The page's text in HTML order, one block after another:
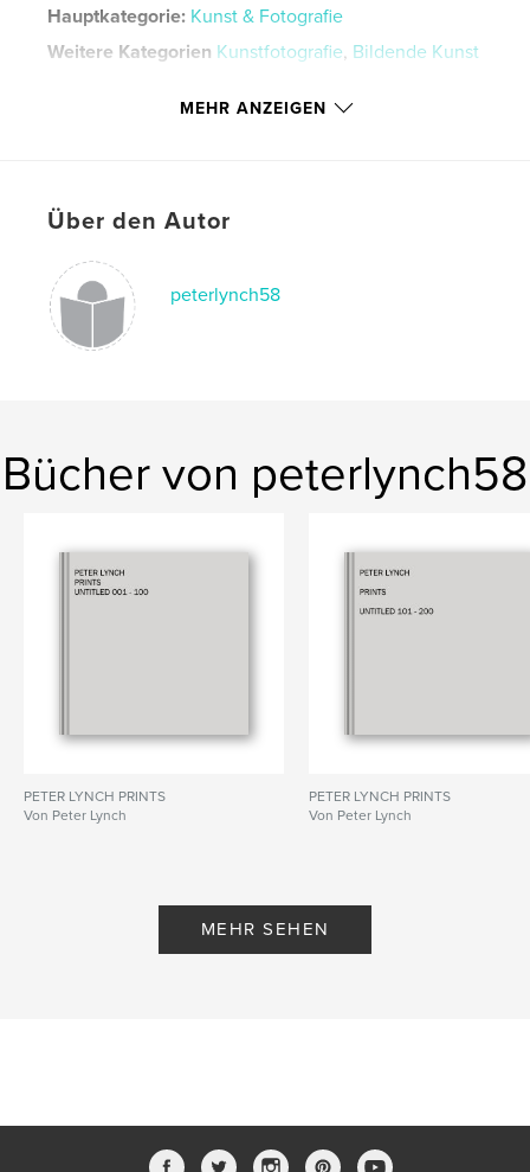
Hauptkategorie: Kunst & Fotografie
Weitere Kategorien Kunstfotografie, Bildende Kunst
118
Veröffentlichungsdatum:
Schlüsselwörter
MEHR ANZEIGEN
Über den Autor
peterlynch58
Bücher von peterlynch58
PETER LYNCH PRINTS
Von Peter Lynch
PETER LYNCH PRINTS
Von Peter Lynch
MEHR SEHEN